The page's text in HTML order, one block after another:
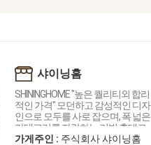
샤이닝홈
SHININGHOME "높은 퀄리티외 합리
적인 가격" 모던하고 감성적인 디자
인으로 모두를 사로 잡으며, 폭 넓은
카테고리를 자랑하는 리빙 홈데코
인테리어 샤이닝홈입니다.
가게주인 : 주식회사 샤이닝홈